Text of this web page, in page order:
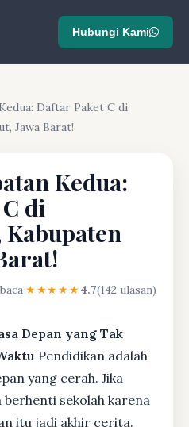
Hubungi Kami
Daftar Paket C di
Jawa Barat!
Kedua:
di
·★★★★★4.7(142 ulasan)
Depan yang Tak
Pendidikan adalah
yang cerah. Jika
sekolah karena
itu jadi akhir cerita.